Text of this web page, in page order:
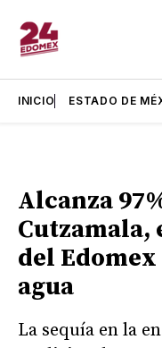
INICIO ESTADO DE
Alcanza
Cutzamala,
del
agua
La sequía en la